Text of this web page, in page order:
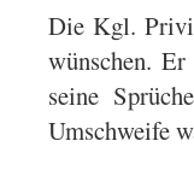
Die Kgl.
wünschen. Er
seine
Umschweife